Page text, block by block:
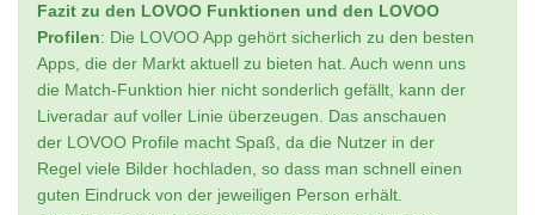
Fazit zu den LOVOO Funktionen und den LOVOO
Profilen: Die LOVOO App gehört sicherlich zu den besten
Apps, die der Markt aktuell zu bieten hat. Auch wenn uns
die Match-Funktion hier nicht sonderlich gefällt, kann der
Liveradar auf voller Linie überzeugen. Das anschauen
der LOVOO Profile macht Spaß, da die Nutzer in der
Regel viele Bilder hochladen, so dass man schnell einen
guten Eindruck von der jeweiligen Person erhält.